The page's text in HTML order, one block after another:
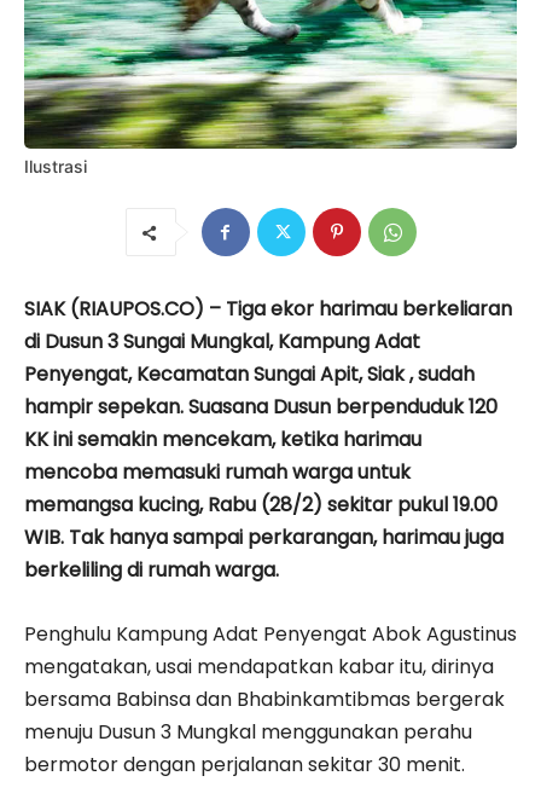
Ilustrasi
SIAK (RIAUPOS.CO) – Tiga ekor harimau berkeliaran
di Dusun 3 Sungai Mungkal, Kampung Adat
Penyengat, Kecamatan Sungai Apit, Siak , sudah
hampir sepekan. Suasana Dusun berpenduduk 120
KK ini semakin mencekam, ketika harimau
mencoba memasuki rumah warga untuk
memangsa kucing, Rabu (28/2) sekitar pukul 19.00
WIB. Tak hanya sampai perkarangan, harimau juga
berkeliling di rumah warga.
Penghulu Kampung Adat Penyengat Abok Agustinus
mengatakan, usai mendapatkan kabar itu, dirinya
bersama Babinsa dan Bhabinkamtibmas bergerak
menuju Dusun 3 Mungkal menggunakan perahu
bermotor dengan perjalanan sekitar 30 menit.